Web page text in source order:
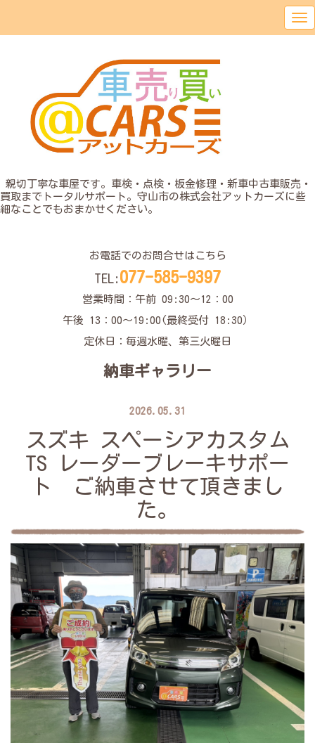
親切丁寧な車屋です。車検・点検・板金修理・新車中古車販売・
買取までトータルサポート。守山市の株式会社アットカーズに些
細なことでもおまかせください。
お電話でのお問合せはこちら
TEL: 077-585-9397
営業時間：午前 09:30〜12：00
午後 13：00～19:00(最終受付 18:30）
定休日：毎週水曜、第三火曜日
納車ギャラリー
2026.05.31
スズキ スペーシアカスタム
TS レーダーブレーキサポー
ト ご納車させて頂きまし
た。